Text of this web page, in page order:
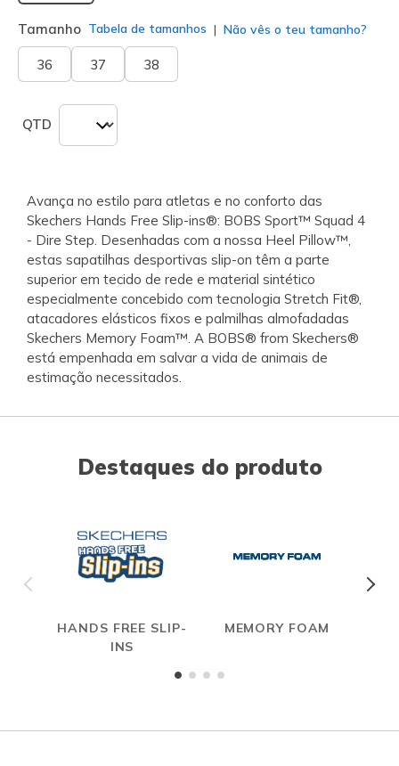
Tamanho Tabela de tamanhos Não vês o teu tamanho?
36 37 38
QTD
Avança no estilo para atletas e no conforto das
Skechers Hands Free Slip-ins®: BOBS Sport™ Squad 4
- Dire Step. Desenhadas com a nossa Heel Pillow™,
estas sapatilhas desportivas slip-on têm a parte
superior em tecido de rede e material sintético
especialmente concebido com tecnologia Stretch Fit®,
atacadores elásticos fixos e palmilhas almofadadas
Skechers Memory Foam™. A BOBS® from Skechers®
está empenhada em salvar a vida de animais de
estimação necessitados.
Destaques do produto
HANDS FREE SLIP-
INS
MEMORY FOAM